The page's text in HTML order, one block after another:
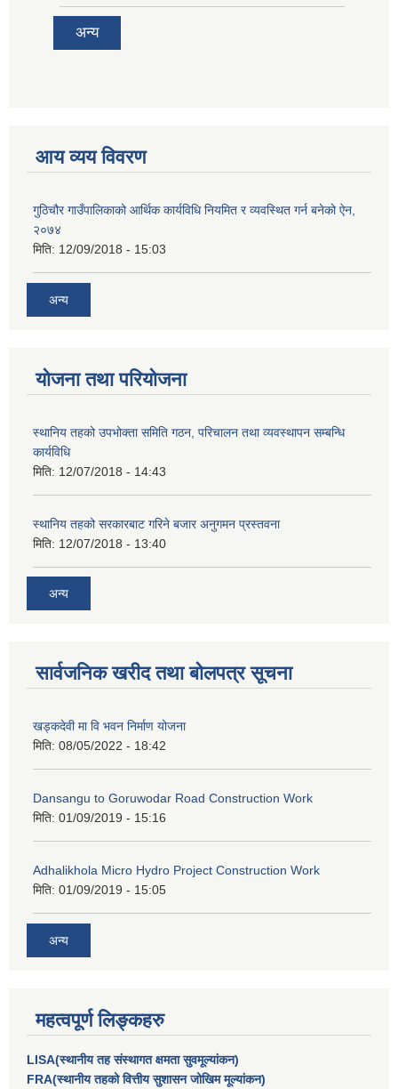
अन्य
आय व्यय विवरण
गुठिचौर गाउँपालिकाको आर्थिक कार्यविधि नियमित र व्यवस्थित गर्न बनेको ऐन,
२०७४
मिति: 12/09/2018 - 15:03
अन्य
योजना तथा परियोजना
स्थानिय तहको उपभोक्ता समिति गठन, परिचालन तथा व्यवस्थापन सम्बन्धि
कार्यविधि
मिति: 12/07/2018 - 14:43
स्थानिय तहको सरकारबाट गरिने बजार अनुगमन प्रस्तवना
मिति: 12/07/2018 - 13:40
अन्य
सार्वजनिक खरीद तथा बोलपत्र सूचना
खड्कदेवी मा वि भवन निर्माण योजना
मिति: 08/05/2022 - 18:42
Dansangu to Goruwodar Road Construction Work
मिति: 01/09/2019 - 15:16
Adhalikhola Micro Hydro Project Construction Work
मिति: 01/09/2019 - 15:05
अन्य
महत्वपूर्ण लिङ्कहरु
LISA(स्थानीय तह संस्थागत क्षमता सुवमूल्यांकन)
FRA(स्थानीय तहको वित्तीय सुशासन जोखिम मूल्यांकन)